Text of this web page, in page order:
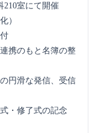
210室にて開催
）
携のもと名簿の整
円滑な発信、受信
・修了式の記念